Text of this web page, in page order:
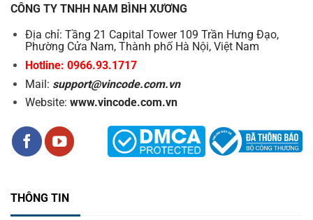
CÔNG TY TNHH NAM BÌNH XƯƠNG
Địa chỉ: Tầng 21 Capital Tower 109 Trần Hưng Đạo,
Phường Cửa Nam, Thành phố Hà Nội, Việt Nam
Hotline: 0966.93.1717
Mail: support@vincode.com.vn
Website: www.vincode.com.vn
THÔNG TIN